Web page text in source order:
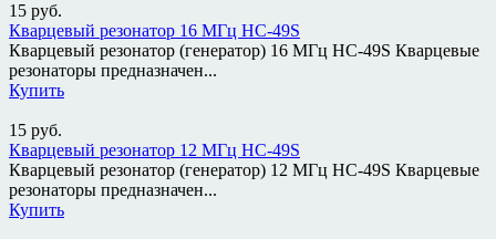
15 руб.
Кварцевый резонатор 16 МГц HC-49S
Кварцевый резонатор (генератор) 16 МГц HC-49S Кварцевые
резонаторы предназначен...
Купить
15 руб.
Кварцевый резонатор 12 МГц HC-49S
Кварцевый резонатор (генератор) 12 МГц HC-49S Кварцевые
резонаторы предназначен...
Купить